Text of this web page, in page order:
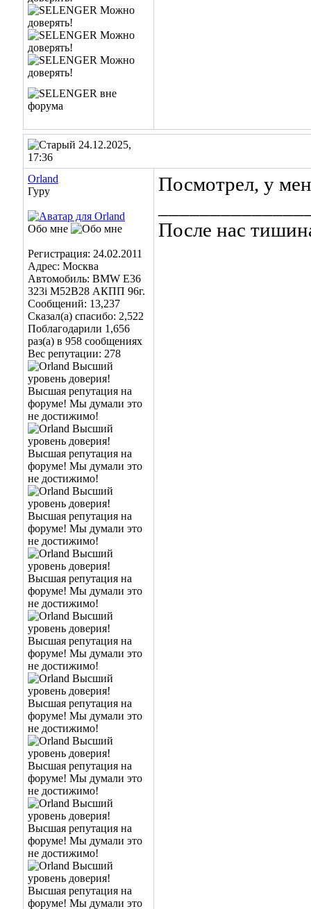
24.12.2025,
17:36
Orland
Гуру
Обо мне
Регистрация: 24.02.2011
Адрес: Москва
Автомобиль: BMW E36
323i M52B28 АКПП 96г.
Сообщений: 13,237
Сказал(а) спасибо: 2,522
Поблагодарили 1,656
раз(а) в 958 сообщениях
Вес репутации: 278
Посмотрел, у
После нас